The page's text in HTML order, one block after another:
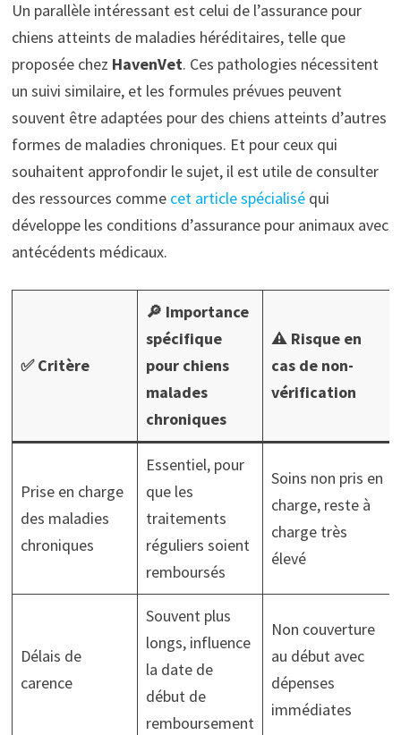
Un parallèle intéressant est celui de l’assurance pour
chiens atteints de maladies héréditaires, telle que
proposée chez HavenVet. Ces pathologies nécessitent
un suivi similaire, et les formules prévues peuvent
souvent être adaptées pour des chiens atteints d’autres
formes de maladies chroniques. Et pour ceux qui
souhaitent approfondir le sujet, il est utile de consulter
des ressources comme cet article spécialiséqui
développe les conditions d’assurance pour animaux avec
antécédents médicaux.
✅ Critère
🔎 Importance
spécifique
pour chiens
malades
chroniques
⚠️ Risque en
cas de non-
vérification
Prise en charge
des maladies
chroniques
Essentiel, pour
que les
traitements
réguliers soient
remboursés
Soins non pris en
charge, reste à
charge très
élevé
Délais de
carence
Souvent plus
longs, influence
la date de
début de
remboursement
Non couverture
au début avec
dépenses
immédiates